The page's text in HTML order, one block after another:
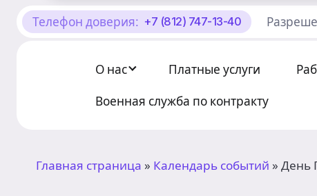
Телефон доверия: +7 (812) 747-13-40
О нас Платные услуги
Военная служба по контракту
Главная страница » Календарь событий » День
О Центре «КОНТАКТ»
Документы